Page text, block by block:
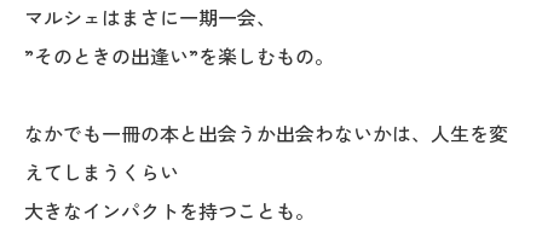
マルシェはまさに一期一会、
”そのときの出逢い”を楽しむもの。
なかでも一冊の本と出会うか出会わないかは、人生を変
えてしまうくらい
大きなインパクトを持つことも。